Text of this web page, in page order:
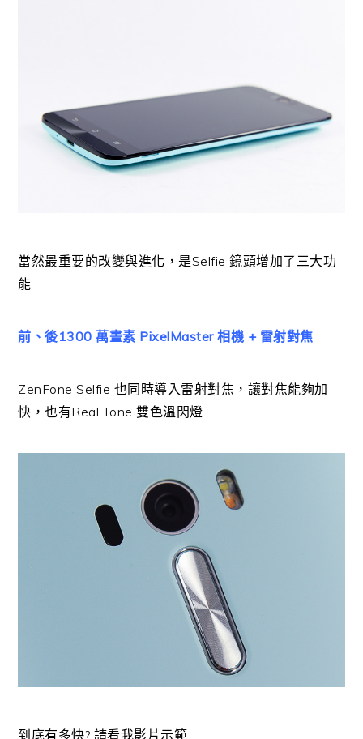
當然最重要的改變與進化，是Selfie 鏡頭增加了三大功
能
前、後1300 萬畫素 PixelMaster 相機 + 雷射對焦
ZenFone Selfie 也同時導入雷射對焦，讓對焦能夠加
快，也有Real Tone 雙色溫閃燈
到底有多快? 請看我影片示範